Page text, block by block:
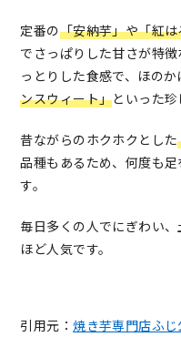
定番の「安納芋」や「紅
でさっぱりした甘さが特徴
っとりした食感で、ほの
ンスウィート」といった珍
昔ながらのホクホクとした
品種もあるため、何度も
す。
毎日多くの人でにぎわい
ほど人気です。
引用元：焼き芋専門店ふじ